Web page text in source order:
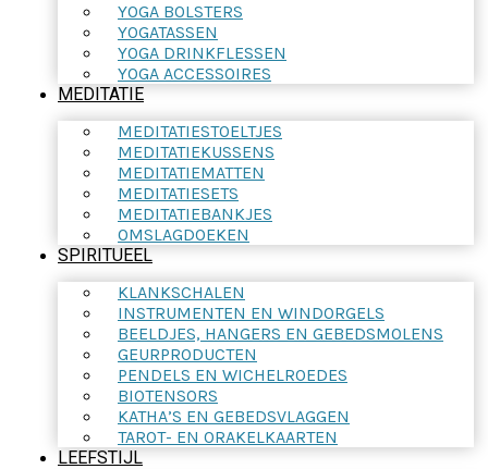
YOGA BOLSTERS
YOGATASSEN
YOGA DRINKFLESSEN
YOGA ACCESSOIRES
MEDITATIE
MEDITATIESTOELTJES
MEDITATIEKUSSENS
MEDITATIEMATTEN
MEDITATIESETS
MEDITATIEBANKJES
OMSLAGDOEKEN
SPIRITUEEL
KLANKSCHALEN
INSTRUMENTEN EN WINDORGELS
BEELDJES, HANGERS EN GEBEDSMOLENS
GEURPRODUCTEN
PENDELS EN WICHELROEDES
BIOTENSORS
KATHA’S EN GEBEDSVLAGGEN
TAROT- EN ORAKELKAARTEN
LEEFSTIJL